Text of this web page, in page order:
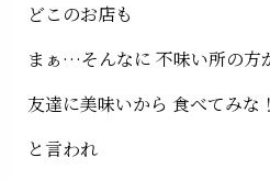
どこのお店も
まぁ…そんなに 不味い所の方
友達に美味いから 食べてみな！
と言われ